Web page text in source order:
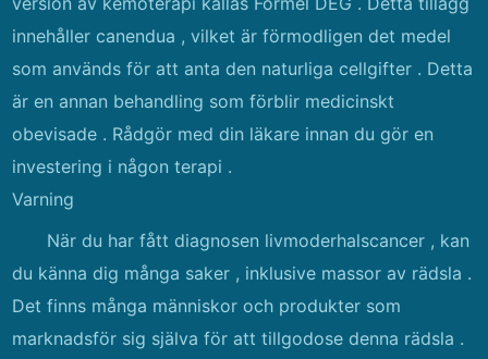
innehåller canendua , vilket är förmodligen det medel
som används för att anta den naturliga cellgifter . Detta
är en annan behandling som förblir medicinskt
obevisade . Rådgör med din läkare innan du gör en
investering i någon terapi .
Varning
När du har fått diagnosen livmoderhalscancer , kan
du känna dig många saker , inklusive massor av rädsla .
Det finns många människor och produkter som
marknadsför sig själva för att tillgodose denna rädsla .